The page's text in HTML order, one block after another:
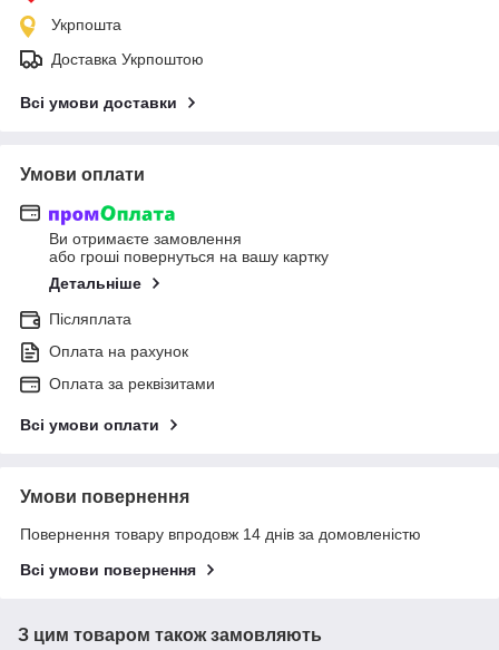
Укрпошта
Доставка Укрпоштою
Всі умови доставки
Умови оплати
Ви отримаєте замовлення
або гроші повернуться на вашу картку
Детальніше
Післяплата
Оплата на рахунок
Оплата за реквізитами
Всі умови оплати
Умови повернення
Повернення товару впродовж 14 днів за домовленістю
Всі умови повернення
З цим товаром також замовляють